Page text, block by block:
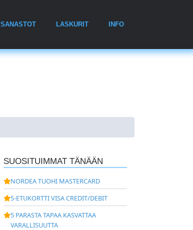
SANASTOT LASKURIT INFO
SUOSITUIMMAT TÄNÄÄN
NORDEA TUOHI MASTERCARD
S-ETUKORTTI VISA CREDIT/DEBIT
5 PARASTA TAPAA KASVATTAA
VARALLISUUTTA